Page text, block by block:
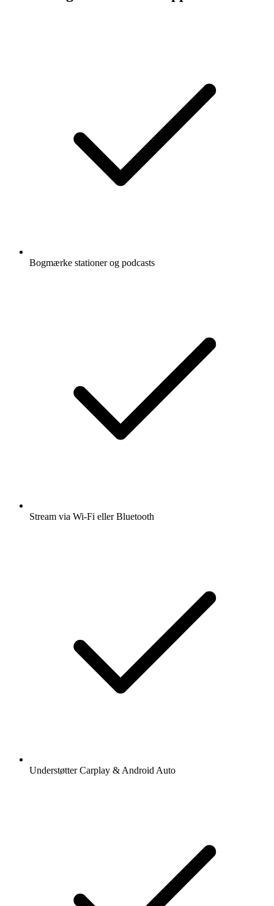
Bogmærke stationer og podcasts
Stream via Wi-Fi eller Bluetooth
Understøtter Carplay & Android Auto